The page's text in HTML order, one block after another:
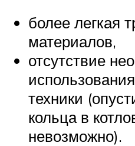
более легкая
материалов,
отсутствие
техники
кольца в
невозможно).